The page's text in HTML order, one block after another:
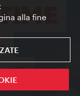
alla fine